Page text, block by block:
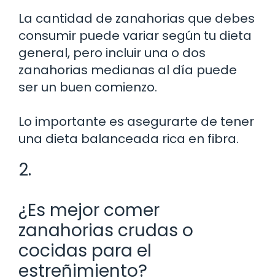
La cantidad de zanahorias que debes
consumir puede variar según tu dieta
general, pero incluir una o dos
zanahorias medianas al día puede
ser un buen comienzo.
Lo importante es asegurarte de tener
una dieta balanceada rica en fibra.
2.
¿Es mejor comer
zanahorias crudas o
cocidas para el
estreñimiento?